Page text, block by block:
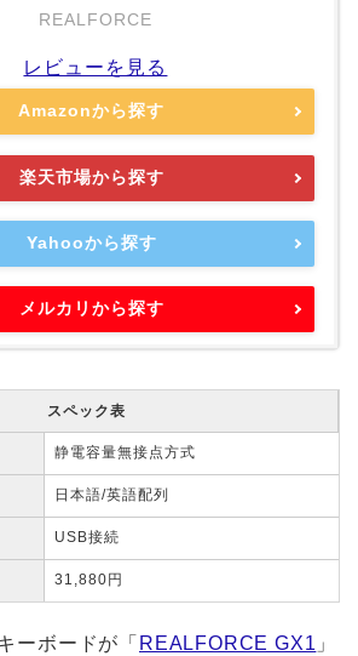
REALFORCE
レビューを見る
Amazonから探す
楽天市場から探す
Yahooから探す
メルカリから探す
スペック表
静電容量無接点方式
日本語/英語配列
USB接続
31,880円
ーボードが「 REALFORCE GX1 」